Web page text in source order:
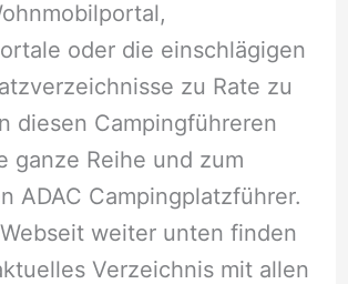
oder die einschlägigen
zu Rate zu
diesen Campingführeren
ganze Reihe und zum
ADAC Campingplatzführer.
weiter unten finden
Verzeichnis mit allen